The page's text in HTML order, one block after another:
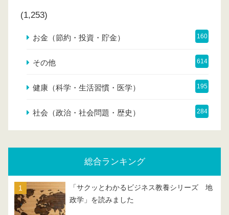
(1,253)
お金（節約・投資・貯金） 160
その他 614
健康（科学・生活習慣・医学） 195
社会（政治・社会問題・歴史） 284
総合ランキング
「サクッとわかるビジネス教養シリーズ 地
政学」を読みました